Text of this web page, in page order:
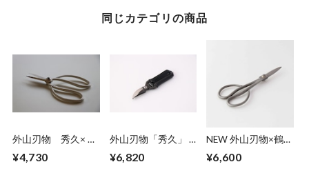
同じカテゴリの商品
外山刃物 秀久× 鶴
鋏 ホワイト(1丁)
¥4,730
外山刃物「秀久」 ×
鋏 ブラック(1丁)
¥6,820
NEW 外山刃物×鶴仙
キ鋏 (short)
¥6,600